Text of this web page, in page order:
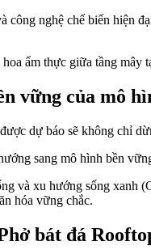
công nghệ chế biến hiện
vững của mô
dự báo sẽ không chỉ
sang mô hình bền
và xu hướng sống xanh
hóa vững chắc.
bát đá